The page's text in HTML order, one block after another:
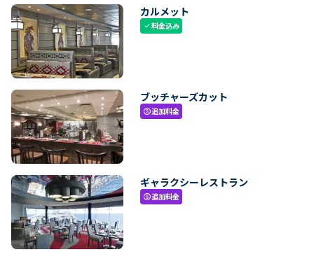
カルメット
check料金込み
ブッチャーズカット
paid追加料金
ギャラクシーレストラン
paid追加料金